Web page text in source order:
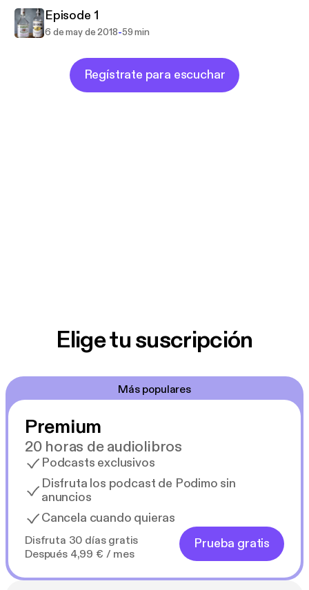
Episode 1
6 de may de 2018-59 min
Regístrate para escuchar
Elige tu suscripción
Más populares
Premium
20 horas de audiolibros
Podcasts exclusivos
Disfruta los podcast de Podimo sin
anuncios
Cancela cuando quieras
Disfruta 30 días gratis
Después 4,99 € / mes
Prueba gratis